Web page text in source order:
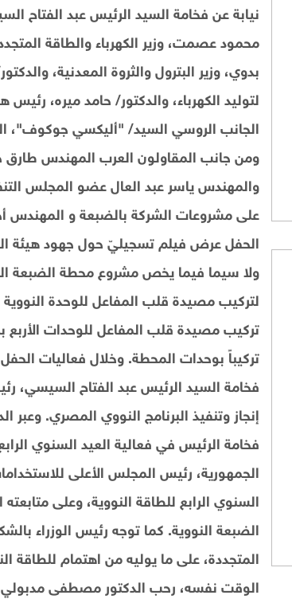
نيابة عن فخامة السيد الرئيس عبد
محمود عصمت، وزير الكهرباء والطاقة
بدوي، وزير البترول والثروة المعدنية،
لتوليد الكهرباء، والدكتور/ حامد ميره، رئيس
الجانب الروسي السيد/ "أليكسي جوكوف"،
ومن جانب المقاولون العرب المهندس طارق
والمهندس ياسر عبد العال عضو المجلس
على مشروعات الشركة بالضبعة و المهندس
الحفل عرض فيلم تسجيليّ حول جهود هيئة
ولا سيما فيما يخص مشروع محطة الضبعة
لتركيب مصيدة قلب المفاعل للوحدة
تركيب مصيدة قلب المفاعل للوحدات الأربع
تركيباً بوحدات المحطة. وخلال فعاليات
فخامة السيد الرئيس عبد الفتاح السيسي،
إنجاز وتنفيذ البرنامج النووي المصري.
فخامة الرئيس في فعالية العيد السنوي
الجمهورية، رئيس المجلس الأعلى
السنوي الرابع للطاقة النووية، وعلى
الضبعة النووية. كما توجه رئيس الوزراء
المتجددة، على ما يوليه من اهتمام للطاقة
الوقت نفسه، رحب الدكتور مصطفى مدبولي